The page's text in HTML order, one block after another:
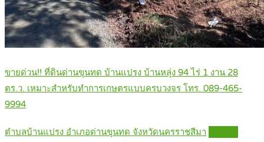
ขายด่วน!! ที่ดินด่านขุนทด บ้านแปรง บ้านหลุ่ง 94 ไร่ 1 งาน 28
ตร.ว. เหมาะสำหรับทำการเกษตรแบบครบวงจร โทร. 089-465-
9994
ตำบลบ้านแปรง อำเภอด่านขุนทด จังหวัดนครราชสีมา